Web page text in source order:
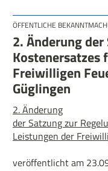
ÖFFENTLICHE
2. Änderung
Kostenersatzes
Freiwilligen
Güglingen
2. Änderung
der Satzung zur
Leistungen der
veröffentlicht am